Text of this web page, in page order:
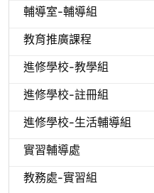
輔導室-輔導組
教育推廣課程
進修學校-教學組
進修學校-註冊組
進修學校-生活輔導組
實習輔導處
教務處-實習組